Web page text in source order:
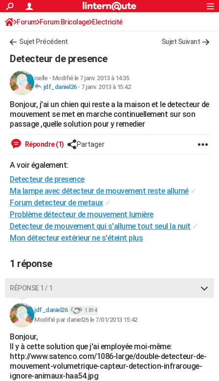
ACTUALITÉS
Politique
Société
Faits Divers
Education
Monde
Villes
+
FINANCE
Retraite
Impôts
Epargne
Immobilier
Risques naturels par ville
Banque
Assurance
Crédit
AUTO
Essais
Réserver un essai
Citadines
Berlines
SUV
Forum auto
+HIGH-TECH
Mobiles
Meilleur smartphone
Internet
Ordinateurs
Jeux vidéo
Guide high-tech
+
Forum
Aménagement intérieur
Extérieur
Cuisine
Salle de bains
Jardinage
Rangement
WEEK-END
Guides de France
Escapades
Patrimoine
Expositions
Musées
Week-end nature
+LIFESTYLE
Art de vivre
Bien-être
Loisirs
Mode
Modes de vie
SANTE
Alimentation
Guide de la santé
Maladies
Médicaments
Sommeil
VOYAGE
Destinations
City break
Voyage nature
Voyage de noces
Forum
Climat
+PHOTO
BONS PLANS
CARTE DE VOEUX
Carte de Noël
Carte Bonne année
Carte Saint-Valentin
Carte Pâques
Carte d'anniversaire
DICTIONNAIRE
Dictionnaire
Biographies
Citations
Expressions
Proverbes
COPAINS D'AVANT
S'inscrire
Se connecter
Lycées
Collèges
Primaires
Universités
Entreprises
Service militaire
Avis de recherche
AVIS DE DÉCÈS
S'inscrire
Connexion
Forum Forum Bricolage Electricité
Sujet Précédent Sujet Suivant
Detecteur de presence
iselle- Modifié le 7 janv. 2013 à 14:35
jdf_daniel26- 7 janv. 2013 à 15:42
Bonjour, j'ai un chien qui reste a la maison et le detecteur de
mouvement se met en marche continuellement sur son
passage ,quelle solution pour y remedier
Répondre (1) Partager
A voir également:
Detecteur de presence
Ma lampe avec détecteur de mouvement reste allumé ✓
Forum detecteur de metaux ✓
Problème détecteur de mouvement lumière
Detecteur de mouvement qui s'allume tout seul la nuit ✓
Mon détecteur extérieur ne s'éteint plus
1 réponse
RÉPONSE 1 / 1
jdf_daniel26 1 814
Modifié par daniel26 le 7/01/2013 15:42
Bonjour,
Il y à cette solution que j'ai employée moi-même:
http://www.satenco.com/1086-large/double-detecteur-de-
mouvement-volumetrique-capteur-detection-infrarouge-
ignore-animaux-haa54.jpg